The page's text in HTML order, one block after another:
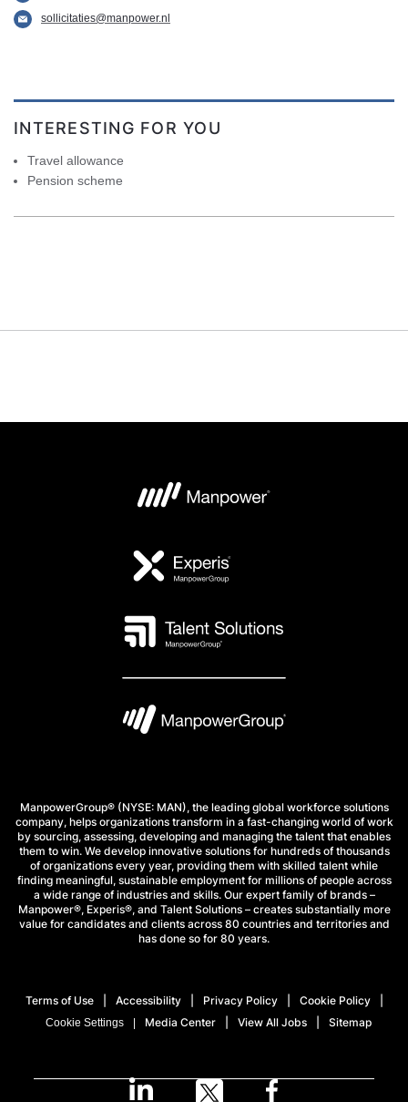
sollicitaties@manpower.nl
INTERESTING FOR YOU
Travel allowance
Pension scheme
ManpowerGroup® (NYSE: MAN), the leading global workforce solutions
company, helps organizations transform in a fast-changing world of work
by sourcing, assessing, developing and managing the talent that enables
them to win. We develop innovative solutions for hundreds of thousands
of organizations every year, providing them with skilled talent while
finding meaningful, sustainable employment for millions of people across
a wide range of industries and skills. Our expert family of brands –
Manpower®, Experis®, and Talent Solutions – creates substantially more
value for candidates and clients across 80 countries and territories and
has done so for 80 years.
Terms of Use Accessibility Privacy Policy Cookie Policy
Cookie Settings Media Center View All Jobs Sitemap